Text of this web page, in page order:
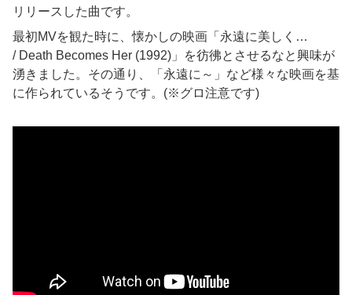
リリースした曲です。
最初MVを観た時に、懐かしの映画「永遠に美しく…
/ Death Becomes Her (1992)」を彷彿とさせるなと興味が
湧きました。その通り、「永遠に～」など様々な映画を基
に作られているそうです。(※グロ注意です)